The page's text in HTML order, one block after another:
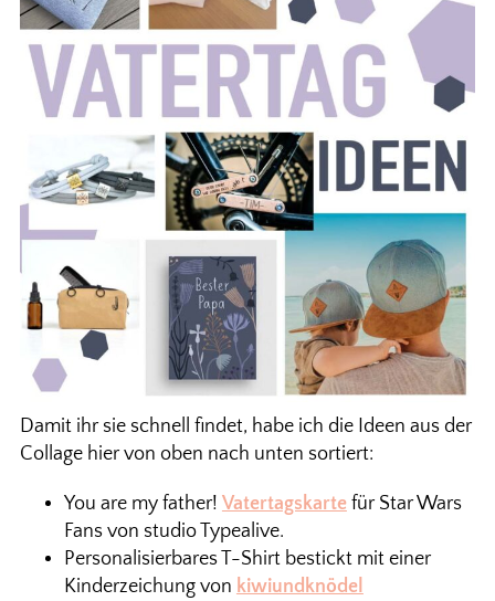
Damit ihr sie schnell findet, habe ich die Ideen aus der
Collage hier von oben nach unten sortiert:
You are my father! Vatertagskartefür Star Wars
Fans von studio Typealive.
Personalisierbares T-Shirt bestickt mit einer
Kinderzeichung von kiwiundknödel